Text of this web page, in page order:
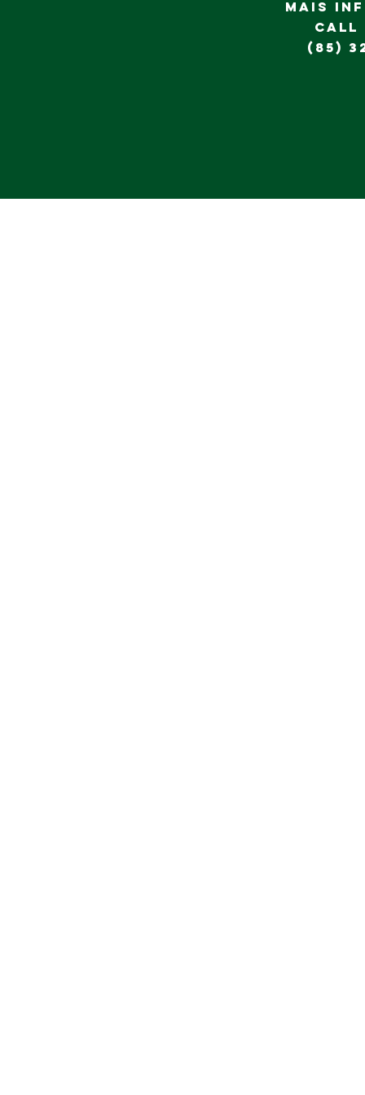
MAIS
CALL
(85)